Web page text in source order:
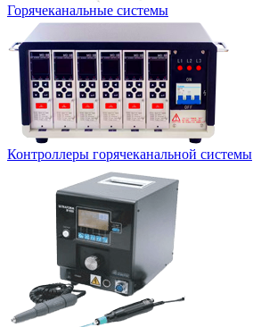
Горячеканальные системы
Контроллеры горячеканальной системы